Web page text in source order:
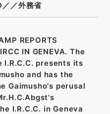
／外務省
REPORTS
IN GENEVA. The
presents its
and has the
Gaimusho's perusal
I.R.C.C. in Geneva